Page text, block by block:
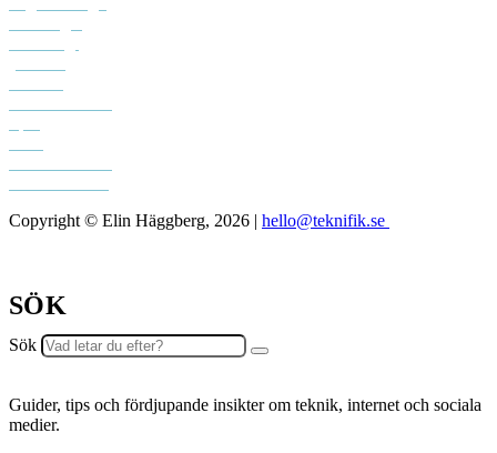
Copyright © Elin Häggberg, 2026 | hello@teknifik.se
SÖK
Sök
Guider, tips och fördjupande insikter om teknik, internet och sociala
medier.